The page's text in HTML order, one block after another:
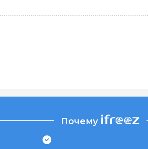
Почему